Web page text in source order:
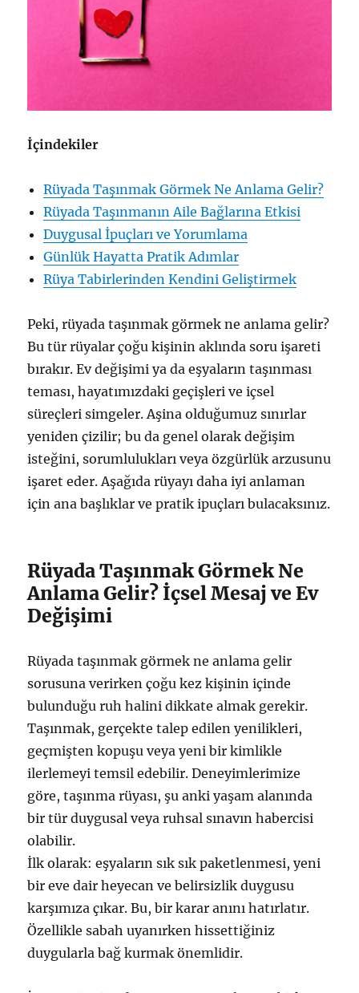
İçindekiler
Rüyada Taşınmak Görmek Ne Anlama Gelir?
Rüyada Taşınmanın Aile Bağlarına Etkisi
Duygusal İpuçları ve Yorumlama
Günlük Hayatta Pratik Adımlar
Rüya Tabirlerinden Kendini Geliştirmek
Peki, rüyada taşınmak görmek ne anlama gelir?
Bu tür rüyalar çoğu kişinin aklında soru işareti
bırakır. Ev değişimi ya da eşyaların taşınması
teması, hayatımızdaki geçişleri ve içsel
süreçleri simgeler. Aşina olduğumuz sınırlar
yeniden çizilir; bu da genel olarak değişim
isteğini, sorumlulukları veya özgürlük arzusunu
işaret eder. Aşağıda rüyayı daha iyi anlaman
için ana başlıklar ve pratik ipuçları bulacaksınız.
Rüyada Taşınmak Görmek Ne
Anlama Gelir? İçsel Mesaj ve Ev
Değişimi
Rüyada taşınmak görmek ne anlama gelir
sorusuna verirken çoğu kez kişinin içinde
bulunduğu ruh halini dikkate almak gerekir.
Taşınmak, gerçekte talep edilen yenilikleri,
geçmişten kopuşu veya yeni bir kimlikle
ilerlemeyi temsil edebilir. Deneyimlerimize
göre, taşınma rüyası, şu anki yaşam alanında
bir tür duygusal veya ruhsal sınavın habercisi
olabilir.
İlk olarak: eşyaların sık sık paketlenmesi, yeni
bir eve dair heyecan ve belirsizlik duygusu
karşımıza çıkar. Bu, bir karar anını hatırlatır.
Özellikle sabah uyanırken hissettiğiniz
duygularla bağ kurmak önemlidir.